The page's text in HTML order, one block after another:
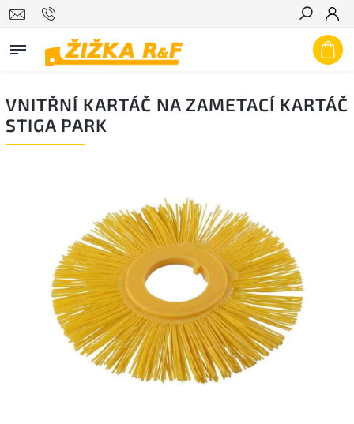
Hledat
VNITŘNÍ KARTÁČ NA ZAMETACÍ KARTÁČ
STIGA PARK